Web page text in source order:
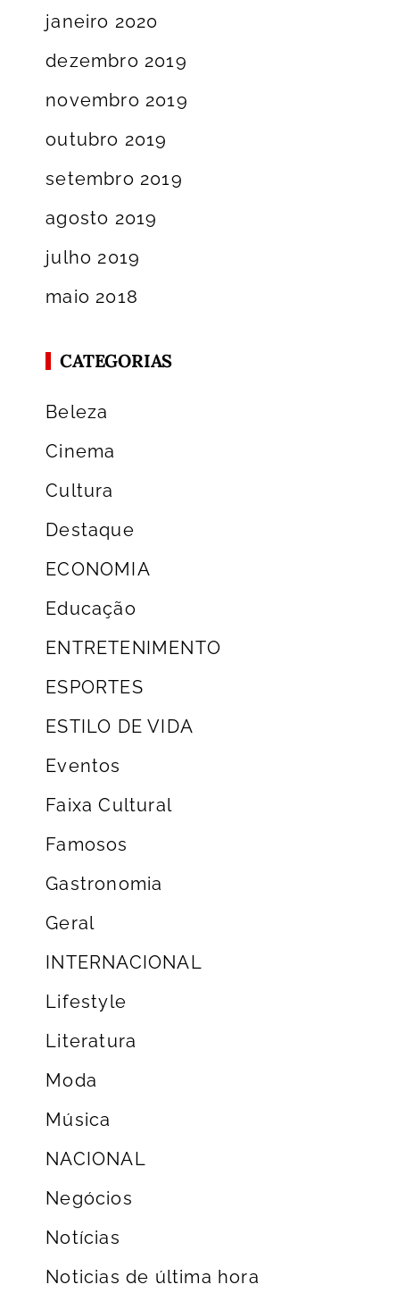
janeiro 2020
dezembro 2019
novembro 2019
outubro 2019
setembro 2019
agosto 2019
julho 2019
maio 2018
CATEGORIAS
Beleza
Cinema
Cultura
Destaque
ECONOMIA
Educação
ENTRETENIMENTO
ESPORTES
ESTILO DE VIDA
Eventos
Faixa Cultural
Famosos
Gastronomia
Geral
INTERNACIONAL
Lifestyle
Literatura
Moda
Música
NACIONAL
Negócios
Notícias
Noticias de última hora